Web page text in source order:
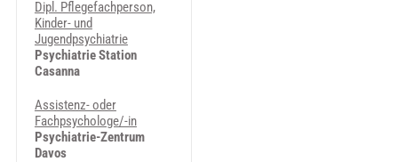
Dipl. Pflegefachperson,
Kinder- und
Jugendpsychiatrie
Psychiatrie Station
Casanna
Assistenz- oder
Fachpsychologe/-in
Psychiatrie-Zentrum
Davos